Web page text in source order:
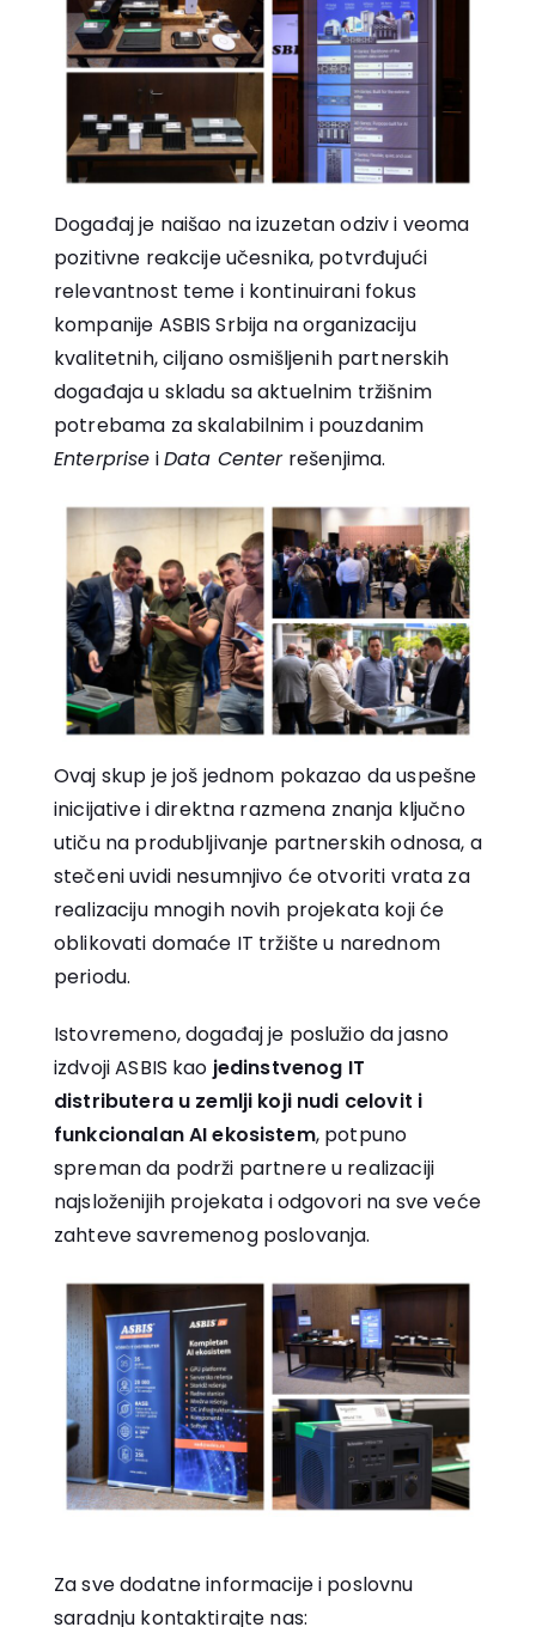
Događaj je naišao na izuzetan odziv i veoma
pozitivne reakcije učesnika, potvrđujući
relevantnost teme i kontinuirani fokus
kompanije ASBIS Srbija na organizaciju
kvalitetnih, ciljano osmišljenih partnerskih
događaja u skladu sa aktuelnim tržišnim
potrebama za skalabilnim i pouzdanim
Enterprise iData Centerrešenjima.
Ovaj skup je još jednom pokazao da uspešne
inicijative i direktna razmena znanja ključno
utiču na produbljivanje partnerskih odnosa, a
stečeni uvidi nesumnjivo će otvoriti vrata za
realizaciju mnogih novih projekata koji će
oblikovati domaće IT tržište u narednom
periodu.
Istovremeno, događaj je poslužio da jasno
izdvoji ASBIS kao jedinstvenog IT
distributera u zemlji koji nudi celovit i
funkcionalan AI ekosistem, potpuno
spreman da podrži partnere u realizaciji
najsloženijih projekata i odgovori na sve veće
zahteve savremenog poslovanja.
Za sve dodatne informacije i poslovnu
saradnju kontaktirajte nas: